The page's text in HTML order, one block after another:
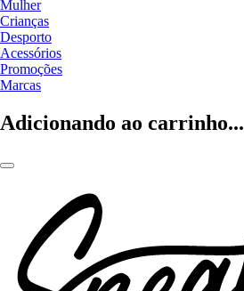
Mulher
Crianças
Desporto
Acessórios
Promoções
Marcas
Adicionando ao carrinho...